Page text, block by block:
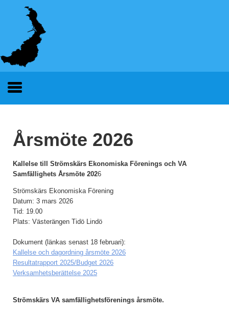
Årsmöte 2026
Kallelse till Strömskärs Ekonomiska Förenings och VA
Samfällighets Årsmöte 2026
Strömskärs Ekonomiska Förening
Datum: 3 mars 2026
Tid: 19.00
Plats: Västerängen Tidö Lindö
Dokument (länkas senast 18 februari):
Kallelse och dagordning årsmöte 2026
Resultatrapport 2025/Budget 2026
Verksamhetsberättelse 2025
Strömskärs VA samfällighetsförenings årsmöte.